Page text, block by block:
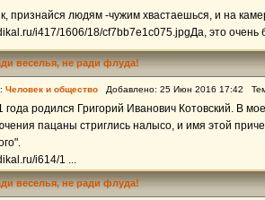
признайся людям -чужим хвастаешься, и на
i417/1606/18/cf7bb7e1c075.jpgДа, это
веселья, не ради флуда!
Человек и общество Добавлено: 25 Июн 2016 17:42
родился Григорий Иванович Котовский. В
пацаны стриглись налысо, и имя этой
i614/1 ...
веселья, не ради флуда!